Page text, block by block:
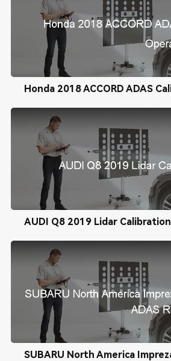
AUDI Q8 2019 Lidar Calibration